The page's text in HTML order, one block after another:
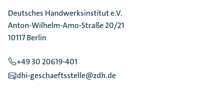
Deutsches Handwerksinstitut e.V.
Anton-Wilhelm-Amo-Straße 20/21
10117 Berlin
+49 30 20619-401
dhi-geschaeftsstelle@zdh.de